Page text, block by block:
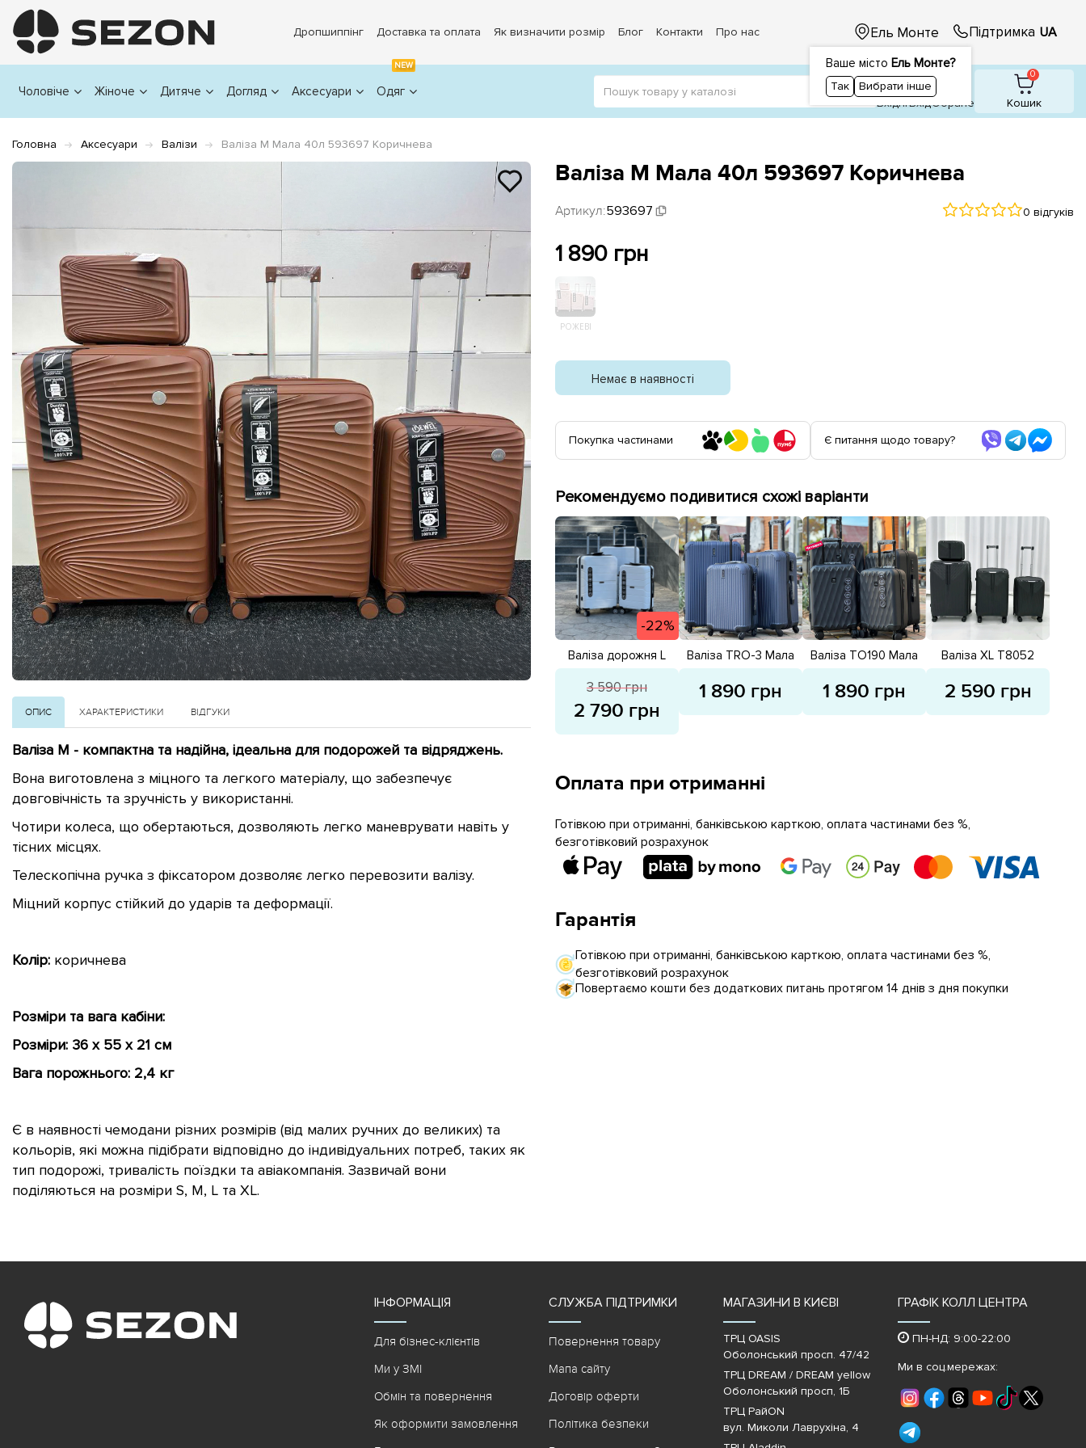
Дропшиппінг Доставка та оплата Як визначити розмір Блог Контакти Про нас Ель Монте
Ваше місто Ель Монте?
Так Вибрати інше
Підтримка UA
Чоловіче Жіноче Дитяче Догляд Аксесуари
NEW
Одяг
1
ВхідніВхiдОбране
0
Кошик
Головна Аксесуари Валізи Валіза M Мала 40л 593697 Коричнева
Валіза M Мала 40л 593697 Коричнева
Артикул:593697 0 відгуків
1 890 грн
РОЖЕВІ
Немає в наявності
Покупка частинами Є питання щодо товару?
Рекомендуємо подивитися схожі варіанти
-22%
Валіза дорожня L
103л 588387 Біла
розпродаж
3 590 грн
2 790 грн
Валіза TRO-3 Мала
40 л. 593777 Синя
1 890 грн
Валіза TO190 Мала
40л 593766 Чорна
1 890 грн
Валіза XL T8052
Велика 97л 593683
Сіра
2 590 грн
Оплата при отриманні
Готівкою при отриманні, банківською карткою, оплата частинами без %,
безготівковий розрахунок
Гарантія
Готівкою при отриманні, банківською карткою, оплата частинами без %,
безготівковий розрахунок
Повертаємо кошти без додаткових питань протягом 14 днів з дня покупки
ОПИС ХАРАКТЕРИСТИКИ ВІДГУКИ
Валіза M - компактна та надійна, ідеальна для подорожей та відряджень.
Вона виготовлена з міцного та легкого матеріалу, що забезпечує
довговічність та зручність у використанні.
Чотири колеса, що обертаються, дозволяють легко маневрувати навіть у
тісних місцях.
Телескопічна ручка з фіксатором дозволяє легко перевозити валізу.
Міцний корпус стійкий до ударів та деформації.
Колір: коричнева
Розміри та вага кабіни:
Розміри: 36 x 55 x 21 см
Вага порожнього: 2,4 кг
Є в наявності чемодани різних розмірів (від малих ручних до великих) та
кольорів, які можна підібрати відповідно до індивідуальних потреб, таких як
тип подорожі, тривалість поїздки та авіакомпанія. Зазвичай вони
поділяються на розміри S, M, L та XL.
ІНФОРМАЦІЯ
Для бізнес-клієнтів
Ми у ЗМІ
Обмін та повернення
Як оформити замовлення
СЛУЖБА ПІДТРИМКИ
Повернення товару
Мапа сайту
Договір оферти
Політика безпеки
МАГАЗИНИ В КИЄВІ
ТРЦ OASIS
Оболонський просп. 47/42
ТРЦ DREAM / DREAM yellow
Оболонський просп, 1Б
ТРЦ РайON
вул. Миколи Лаврухіна, 4
ГРАФІК КОЛЛ ЦЕНТРА
ПН-НД: 9:00-22:00
Ми в соц.мережах: